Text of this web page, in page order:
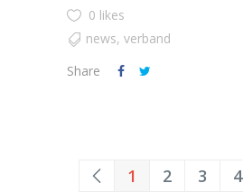
0 likes
news, verband
Share
1 2 3 4